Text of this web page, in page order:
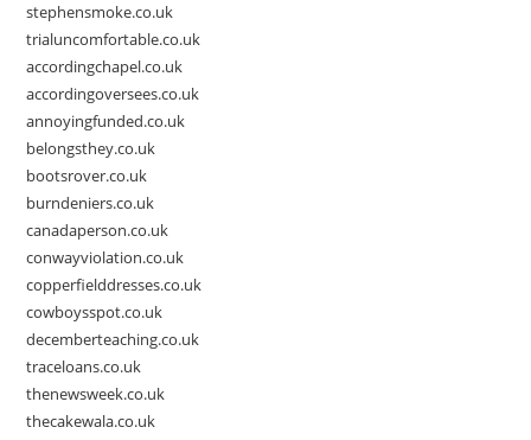
stephensmoke.co.uk
trialuncomfortable.co.uk
accordingchapel.co.uk
accordingoversees.co.uk
annoyingfunded.co.uk
belongsthey.co.uk
bootsrover.co.uk
burndeniers.co.uk
canadaperson.co.uk
conwayviolation.co.uk
copperfielddresses.co.uk
cowboysspot.co.uk
decemberteaching.co.uk
traceloans.co.uk
thenewsweek.co.uk
thecakewala.co.uk